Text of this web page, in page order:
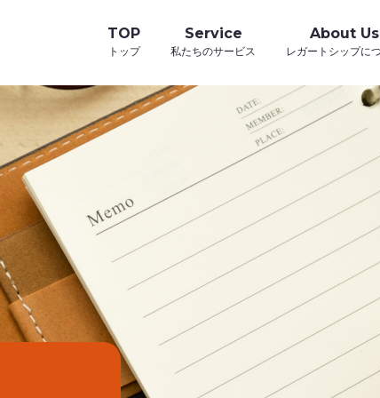
TOP Service About Us